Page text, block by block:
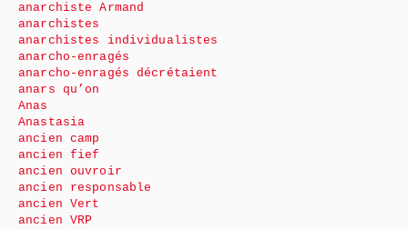
anarchiste Armand
anarchistes
anarchistes individualistes
anarcho-enragés
anarcho-enragés décrétaient
anars qu’on
Anas
Anastasia
ancien camp
ancien fief
ancien ouvroir
ancien responsable
ancien Vert
ancien VRP